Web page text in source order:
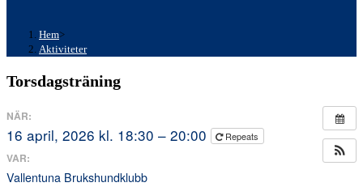
Hem>
Aktiviteter
Torsdagsträning
NÄR:
16 april, 2026 kl. 18:30 – 20:00 Repeats
VAR:
Vallentuna Brukshundklubb